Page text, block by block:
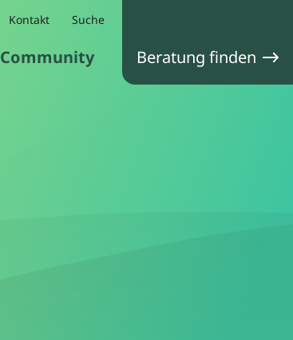
Community
Kontakt Suche
Beratung finden